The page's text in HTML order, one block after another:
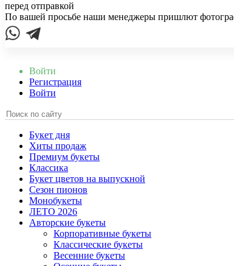
перед отправкой
По вашей просьбе наши менеджеры пришлют
Войти
Регистрация
Войти
Букет дня
Хиты продаж
Премиум букеты
Классика
Букет цветов на выпускной
Сезон пионов
Монобукеты
ЛЕТО 2026
Авторские букеты
Корпоративные букеты
Классические букеты
Весенние букеты